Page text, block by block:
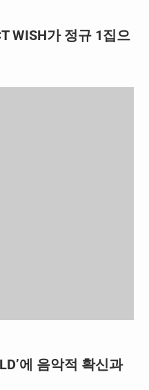
WISH가 정규 1집으
에 음악적 확신과